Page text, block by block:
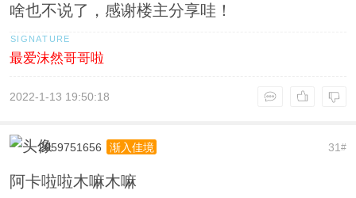
啥也不说了，感谢楼主分享哇！
最爱沫然哥哥啦
2022-1-13 19:50:18
31#
2059751656 渐入佳境
阿卡啦啦木嘛木嘛